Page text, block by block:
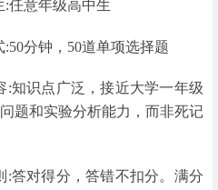
:任意年级高中生
分钟，50道单项选择题
:知识点广泛，接近大学一年级
题和实验分析能力，而非死记
:答对得分，答错不扣分。满分